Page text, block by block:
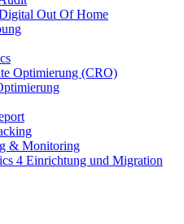
Out Of Home
Optimierung (CRO)
& Monitoring
4 Einrichtung und Migration